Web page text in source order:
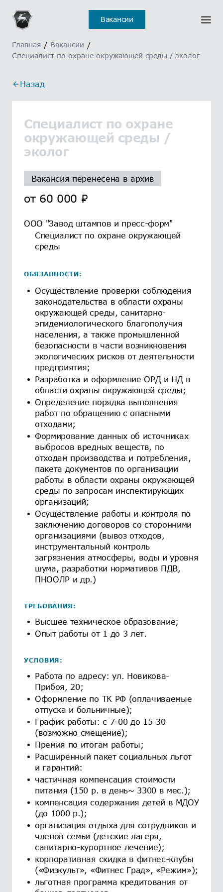
Вакансии
Главная / Вакансии /
Специалист по охране окружающей среды / эколог
Назад
Специалист по охране
окружающей среды /
эколог
Вакансия перенесена в архив
от 60 000 ₽
ООО "Завод штампов и пресс-форм"
Специалист по охране окружающей
среды
ОБЯЗАННОСТИ:
Осуществление проверки соблюдения
законодательства в области охраны
окружающей среды, санитарно-
эпидемиологического благополучия
населения, а также промышленной
безопасности в части возникновения
экологических рисков от деятельности
предприятия;
Разработка и оформление ОРД и НД в
области охраны окружающей среды;
Определение порядка выполнения
работ по обращению с опасными
отходами;
Формирование данных об источниках
выбросов вредных веществ, по
отходам производства и потребления,
пакета документов по организации
работы в области охраны окружающей
среды по запросам инспектирующих
организаций​​​​​​;
Осуществление работы и контроля по
заключению договоров со сторонними
организациями (вывоз отходов,
инструментальный контроль
загрязнения атмосферы, воды и уровня
шума, разработки нормативов ПДВ,
ПНООЛР и др.)
ТРЕБОВАНИЯ:
Высшее техническое образование;
Опыт работы от 1 до 3 лет.
УСЛОВИЯ:
Работа по адресу: ул. Новикова-
Прибоя, 20;
Оформление по ТК РФ (оплачиваемые
отпуска и больничные);
График работы: с 7-00 до 15-30
(возможно смещение);
Премия по итогам работы;
Расширенный пакет социальных льгот
и гарантий:
частичная компенсация стоимости
питания (150 р. в день~ 3300 в мес.);
компенсация содержания детей в МДОУ
(до 1000 р.);
организация отдыха для сотрудников и
членов семьи (детские лагеря,
санитарно-курортное лечение);
корпоративная скидка в фитнес-клубы
(«Физкульт», «Фитнес Град», «Режим»);
льготная программа кредитования от